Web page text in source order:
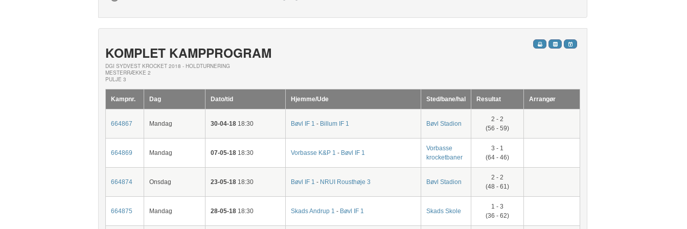
KOMPLET KAMPPROGRAM
DGI SYDVEST KROCKET 2018 - HOLDTURNERING
MESTERRÆKKE 2
PULJE 3
Kampnr. Dag Dato/tid Hjemme/Ude Sted/bane/hal Resultat Arrangør
664867 Mandag 30-04-1818:30 Bøvl IF 1 - Billum IF 1 Bøvl Stadion
2 - 2
(56 - 59)
664869 Mandag 07-05-1818:30 Vorbasse K&P 1 - Bøvl IF 1
Vorbasse
krocketbaner
3 - 1
(64 - 46)
664874 Onsdag 23-05-1818:30 Bøvl IF 1 - NRUI Rousthøje 3 Bøvl Stadion
2 - 2
(48 - 61)
664875 Mandag 28-05-1818:30 Skads Andrup 1 - Bøvl IF 1 Skads Skole
1 - 3
(36 - 62)